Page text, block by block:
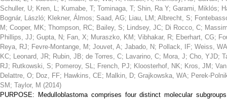
Schuller, U; Kren, L; Kumabe, T; Tominaga, T; Shin, Ra Y; Garami, Miklós;
Bognár, László; Klekner, Álmos; Saad, AG; Liau, LM ; Albrecht, S;
M ; Cooper, MK; Thompson, RC; Bailey, S; Lindsey, JC; Di Rocco, C;
Phillips, JJ; Gupta, N; Fan, X; Muraszko, KM ; Vibhakar, R; Eberhart, CG;
Reya, RJ; Fevre-Montange, M ; Jouvet, A; Jabado, N; Pollack, IF; Weiss, WA
KC; Leonard, JR; Rubin, JB; de Torres, C; Lavarino, C; Mora, J; Cho, YJD;
RJ; Rutkowski, S; Pomeroy, SL; French, PJ; Kloosterhof, NK; Kros, JM ;
Delattre, O; Doz, FF; Hawkins, CE; Malkin, D; Grajkowska, WA; Perek-
SM ; Taylor, M (2014)
PURPOSE: Medulloblastoma comprises four distinct molecular